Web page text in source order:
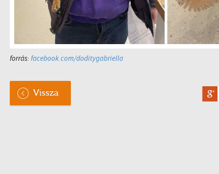
forrás: facebook.com/doditygabriella
Vissza